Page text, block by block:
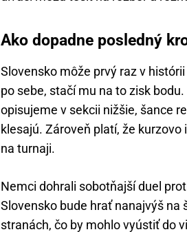
Ako dopadne posledný
Slovensko môže prvý raz v
po sebe, stačí mu na to zisk
opisujeme v sekcii nižšie, šance
klesajú. Zároveň platí, že
na turnaji.
Nemci dohrali sobotňajší duel
Slovensko bude hrať nanajvýš na
stranách, čo by mohlo vyústiť do